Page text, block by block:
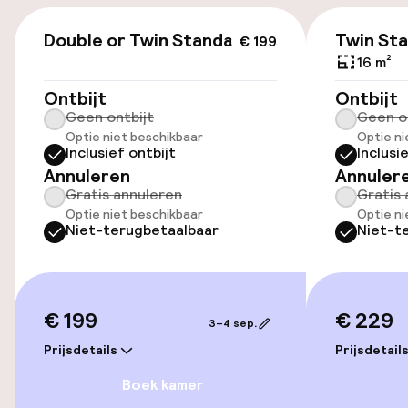
Transferservice
Toegankelijkheid
Overal rolstoeltoegankelijk
Lift
Voor toegankelijkheid
geoptimaliseerde kamers beschikbaar
Voor toegankelijkheid
€ 199
Double or Twin Standard
Ontbijt
Geen ontbijt
Optie niet beschikbaar
Inclusief ontbijt
Annuleren
Gratis annuleren
Optie niet beschikbaar
Niet-terugbetaalbaar
€ 199
Prijsdetails
3–4 sep.
Boek kamer
Twin
16 m²
Ontbijt
Geen
Optie
Gratis
Optie
Niet-
€ 229
Prijsdetails